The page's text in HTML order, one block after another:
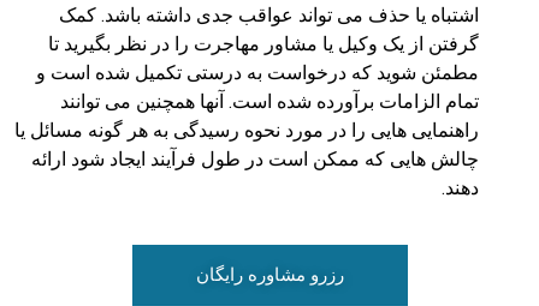
اشتباه یا حذف می تواند عواقب جدی داشته باشد. کمک
گرفتن از یک وکیل یا مشاور مهاجرت را در نظر بگیرید تا
مطمئن شوید که درخواست به درستی تکمیل شده است و
تمام الزامات برآورده شده است. آنها همچنین می توانند
راهنمایی هایی را در مورد نحوه رسیدگی به هر گونه مسائل یا
چالش هایی که ممکن است در طول فرآیند ایجاد شود ارائه
دهند.
رزرو مشاوره رایگان